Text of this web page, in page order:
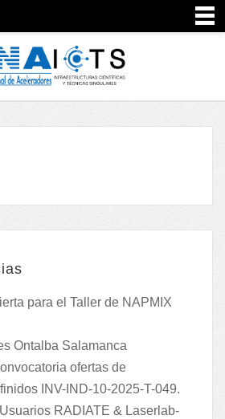
para el Taller de NAPMIX
Ontalba Salamanca
ofertas de
INV-IND-10-2025-T-049.
RADIATE & Laserlab-